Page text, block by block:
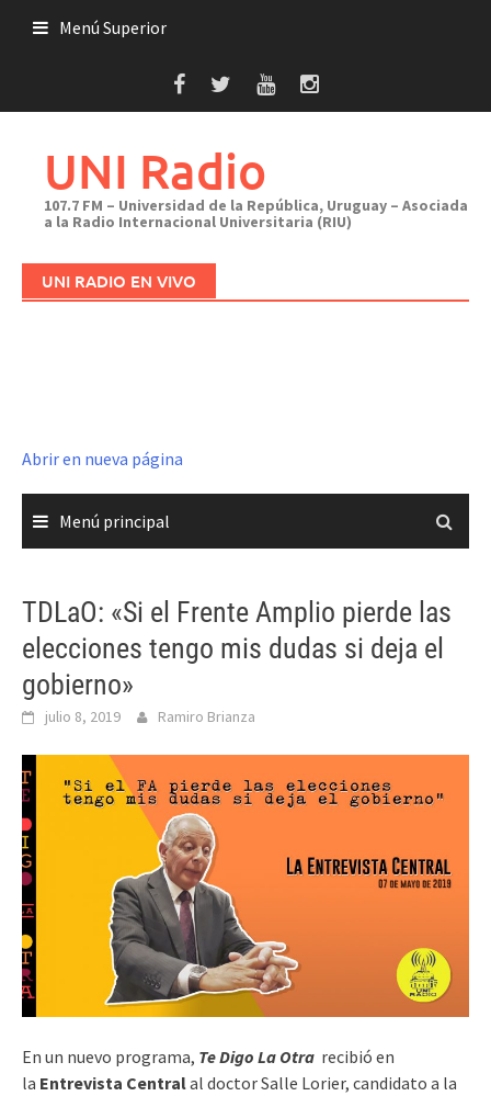
Menú Superior
UNI Radio
107.7 FM – Universidad de la República, Uruguay – Asociada
a la Radio Internacional Universitaria (RIU)
UNI RADIO EN VIVO
Abrir en nueva página
Menú principal
TDLaO: «Si el Frente Amplio pierde las
elecciones tengo mis dudas si deja el
gobierno»
julio 8, 2019 Ramiro Brianza
En un nuevo programa, Te Digo La Otra recibió en
la Entrevista Centralal doctor Salle Lorier, candidato a la